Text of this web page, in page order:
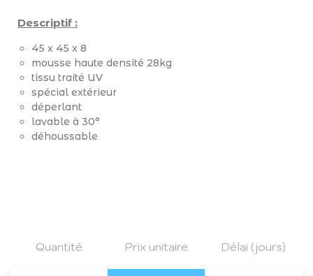
Descriptif :
45 x 45 x 8
mousse haute densité 28kg
tissu traité UV
spécial extérieur
déperlant
lavable à 30°
déhoussable
Quantité Prix unitaire Délai (jours)